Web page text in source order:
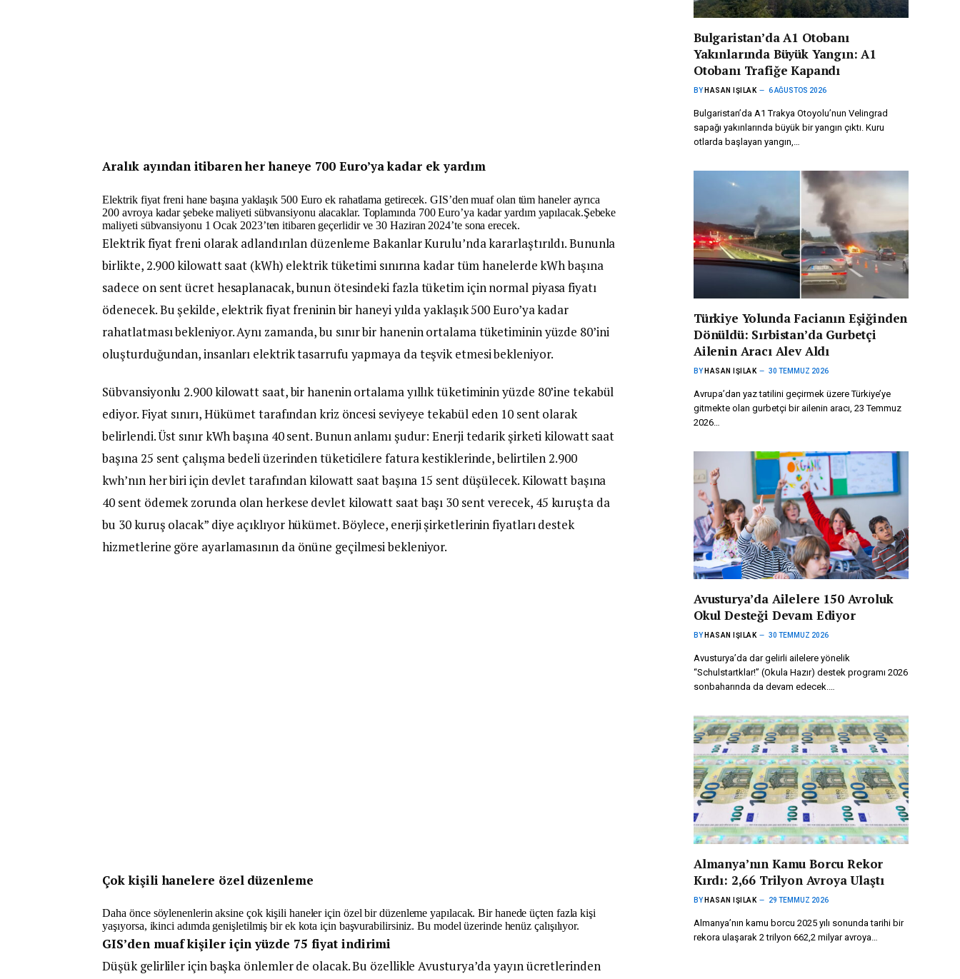
Aralık ayından itibaren her haneye 700 Euro’ya kadar ek yardım
Elektrik fiyat freni hane başına yaklaşık 500 Euro ek rahatlama getirecek. GIS’den muaf olan tüm haneler ayrıca
200 avroya kadar şebeke maliyeti sübvansiyonu alacaklar. Toplamında 700 Euro’ya kadar yardım yapılacak.Şebeke
maliyeti sübvansiyonu 1 Ocak 2023’ten itibaren geçerlidir ve 30 Haziran 2024’te sona erecek.
Elektrik fiyat freni olarak adlandırılan düzenleme Bakanlar Kurulu’nda kararlaştırıldı. Bununla
birlikte, 2.900 kilowatt saat (kWh) elektrik tüketimi sınırına kadar tüm hanelerde kWh başına
sadece on sent ücret hesaplanacak, bunun ötesindeki fazla tüketim için normal piyasa fiyatı
ödenecek. Bu şekilde, elektrik fiyat freninin bir haneyi yılda yaklaşık 500 Euro’ya kadar
rahatlatması bekleniyor. Aynı zamanda, bu sınır bir hanenin ortalama tüketiminin yüzde 80’ini
oluşturduğundan, insanları elektrik tasarrufu yapmaya da teşvik etmesi bekleniyor.
Sübvansiyonlu 2.900 kilowatt saat, bir hanenin ortalama yıllık tüketiminin yüzde 80’ine tekabül
ediyor. Fiyat sınırı, Hükümet tarafından kriz öncesi seviyeye tekabül eden 10 sent olarak
belirlendi. Üst sınır kWh başına 40 sent. Bunun anlamı şudur: Enerji tedarik şirketi kilowatt saat
başına 25 sent çalışma bedeli üzerinden tüketicilere fatura kestiklerinde, belirtilen 2.900
kwh’nın her biri için devlet tarafından kilowatt saat başına 15 sent düşülecek. Kilowatt başına
40 sent ödemek zorunda olan herkese devlet kilowatt saat başı 30 sent verecek, 45 kuruşta da
bu 30 kuruş olacak” diye açıklıyor hükümet. Böylece, enerji şirketlerinin fiyatları destek
hizmetlerine göre ayarlamasının da önüne geçilmesi bekleniyor.
Çok kişili hanelere özel düzenleme
Daha önce söylenenlerin aksine çok kişili haneler için özel bir düzenleme yapılacak. Bir hanede üçten fazla kişi
yaşıyorsa, ikinci adımda genişletilmiş bir ek kota için başvurabilirsiniz. Bu model üzerinde henüz çalışılıyor.
GIS’den muaf kişiler için yüzde 75 fiyat indirimi
Düşük gelirliler için başka önlemler de olacak. Bu özellikle Avusturya’da yayın ücretlerinden
Bulgaristan’da A1 Otobanı
Yakınlarında Büyük Yangın: A1
Otobanı Trafiğe Kapandı
BY HASAN IŞILAK 6 AĞUSTOS 2026
Bulgaristan’da A1 Trakya Otoyolu’nun Velingrad
sapağı yakınlarında büyük bir yangın çıktı. Kuru
otlarda başlayan yangın,…
Türkiye Yolunda Facianın Eşiğinden
Dönüldü: Sırbistan’da Gurbetçi
Ailenin Aracı Alev Aldı
BY HASAN IŞILAK 30 TEMMUZ 2026
Avrupa’dan yaz tatilini geçirmek üzere Türkiye’ye
gitmekte olan gurbetçi bir ailenin aracı, 23 Temmuz
2026…
Avusturya’da Ailelere 150 Avroluk
Okul Desteği Devam Ediyor
BY HASAN IŞILAK 30 TEMMUZ 2026
Avusturya’da dar gelirli ailelere yönelik
“Schulstartklar!” (Okula Hazır) destek programı 2026
sonbaharında da devam edecek.…
Almanya’nın Kamu Borcu Rekor
Kırdı: 2,66 Trilyon Avroya Ulaştı
BY HASAN IŞILAK 29 TEMMUZ 2026
Almanya’nın kamu borcu 2025 yılı sonunda tarihi bir
rekora ulaşarak 2 trilyon 662,2 milyar avroya…